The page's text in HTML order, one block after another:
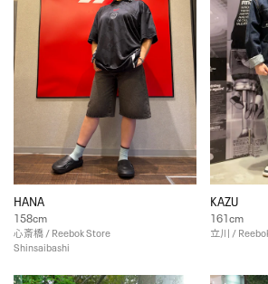
HANA
158cm
心斎橋 / Reebok Store
Shinsaibashi
KAZU
161cm
立川 /